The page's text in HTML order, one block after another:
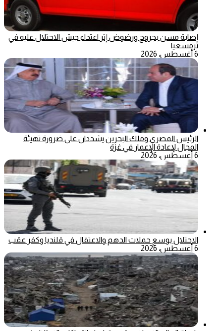
إصابة مسن بجروح ورضوض إثر اعتداء جيش الاحتلال عليه في
ترمسعيا
6 أغسطس، 2026
الرئيس المصري وملك البحرين يشددان على ضرورة تهيئة
المجال لإعادة الإعمار في غزة
6 أغسطس، 2026
الاحتلال يوسع حملات الدهم والاعتقال في قلنديا وكفر عقب
6 أغسطس، 2026